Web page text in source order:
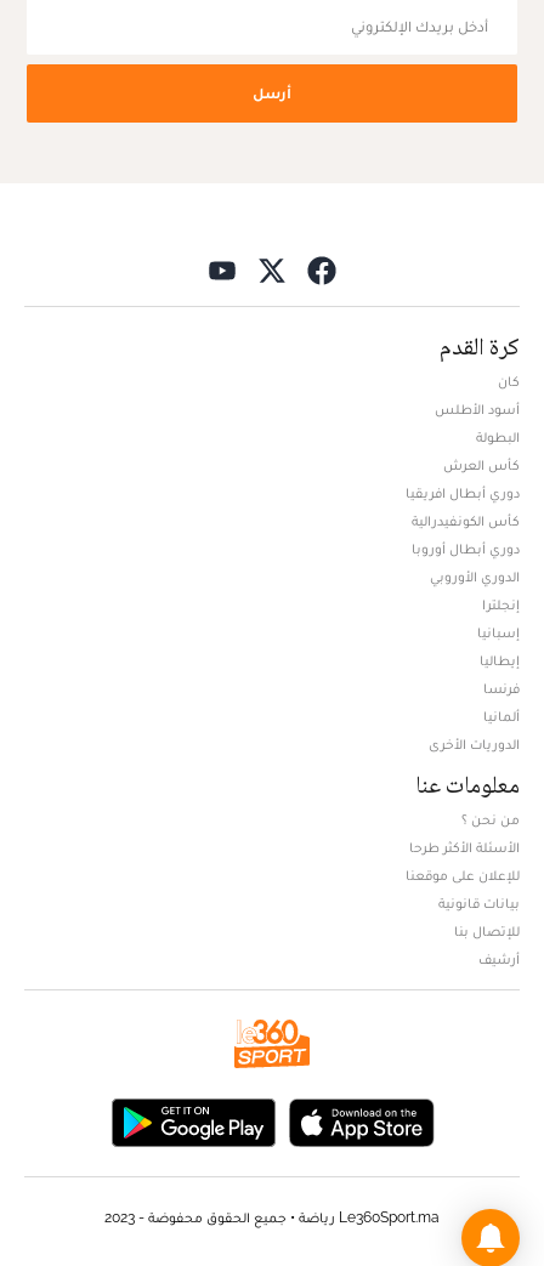
أرسل
كرة القدم
كان
أسود الأطلس
البطولة
كأس العرش
دوري أبطال افريقيا
كأس الكونفيدرالية
دوري أبطال أوروبا
الدوري الأوروبي
إنجلترا
إسبانيا
إيطاليا
فرنسا
ألمانيا
الدوريات الأخرى
معلومات عنا
من نحن ؟
الأسئلة الأكثر طرحا
للإعلان على موقعنا
بيانات قانونية
للإتصال بنا
أرشيف
Le360Sport.ma رياضة • جميع الحقوق محفوضة - 2023